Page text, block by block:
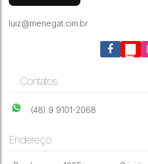
luiz@menegat.cim.br
Contatos
(48) 9 9101-2068
Endereço